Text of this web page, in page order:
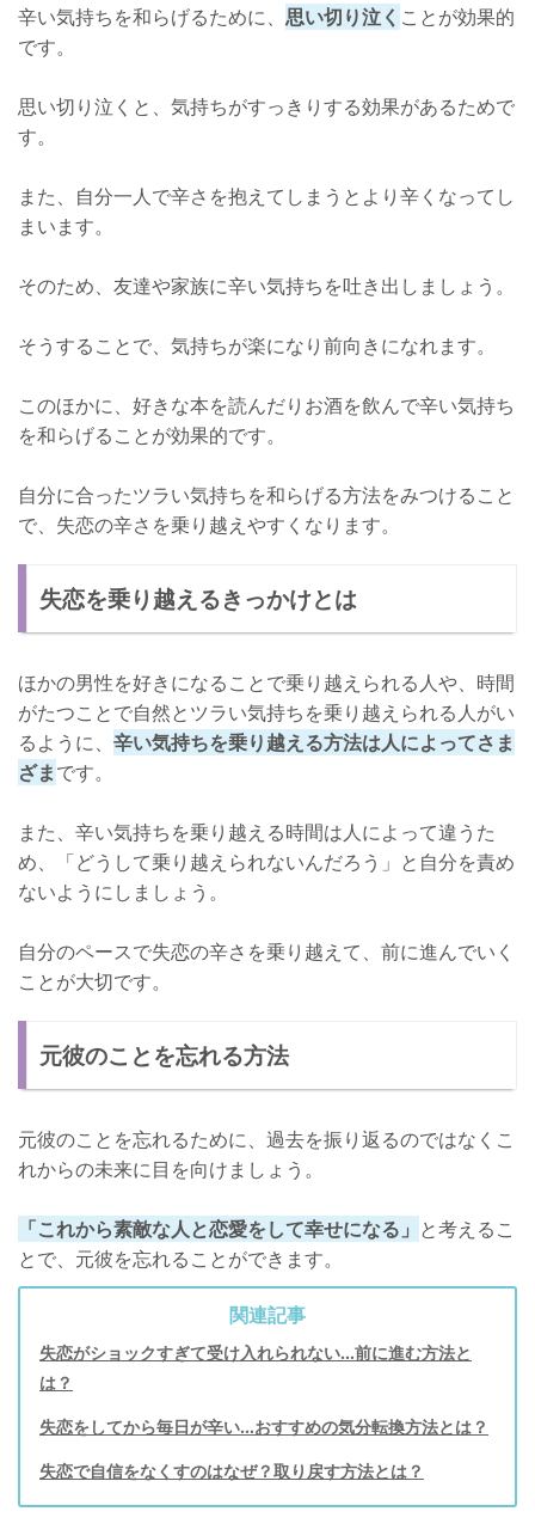
辛い気持ちを和らげるために、 思い切り泣く ことが効果的
です。
思い切り泣くと、気持ちがすっきりする効果があるためで
す。
また、自分一人で辛さを抱えてしまうとより辛くなってし
まいます。
そのため、友達や家族に辛い気持ちを吐き出しましょう。
そうすることで、気持ちが楽になり前向きになれます。
このほかに、好きな本を読んだりお酒を飲んで辛い気持ち
を和らげることが効果的です。
自分に合ったツラい気持ちを和らげる方法をみつけること
で、失恋の辛さを乗り越えやすくなります。
失恋を乗り越えるきっかけとは
ほかの男性を好きになることで乗り越えられる人や、時間
がたつことで自然とツラい気持ちを乗り越えられる人がい
るように、 辛い気持ちを乗り越える方法は人によってさま
ざまです。
また、辛い気持ちを乗り越える時間は人によって違うた
め、「どうして乗り越えられないんだろう」と自分を責め
ないようにしましょう。
自分のペースで失恋の辛さを乗り越えて、前に進んでいく
ことが大切です。
元彼のことを忘れる方法
元彼のことを忘れるために、過去を振り返るのではなくこ
れからの未来に目を向けましょう。
「これから素敵な人と恋愛をして幸せになる」 と考えるこ
とで、元彼を忘れることができます。
関連記事
失恋がショックすぎて受け入れられない…前に進む方法と
は？
失恋をしてから毎日が辛い…おすすめの気分転換方法とは？
失恋で自信をなくすのはなぜ？取り戻す方法とは？